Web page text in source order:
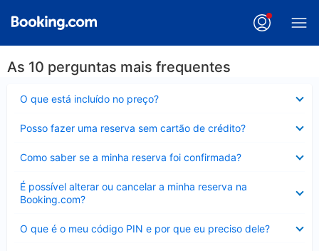
As 10 perguntas mais frequentes
O que está incluído no preço?
Posso fazer uma reserva sem cartão de crédito?
Como saber se a minha reserva foi confirmada?
É possível alterar ou cancelar a minha reserva na
Booking.com?
Contraído
O que é o meu código PIN e por que eu preciso dele?